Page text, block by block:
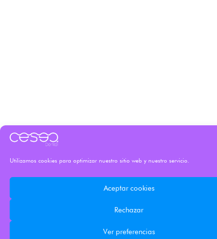
Utilizamos cookies para optimizar nuestro sitio web y nuestro servicio.
Aceptar cookies
Rechazar
Ver preferencias